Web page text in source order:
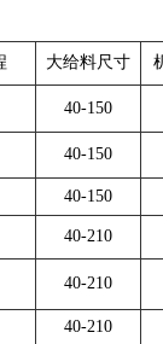
大给料尺寸
40-150
40-150
40-150
40-210
40-210
40-210